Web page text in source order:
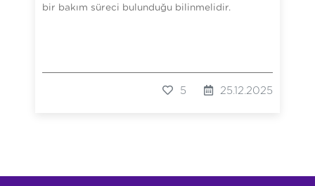
bir bakım süreci bulunduğu bilinmelidir.
5 25.12.2025